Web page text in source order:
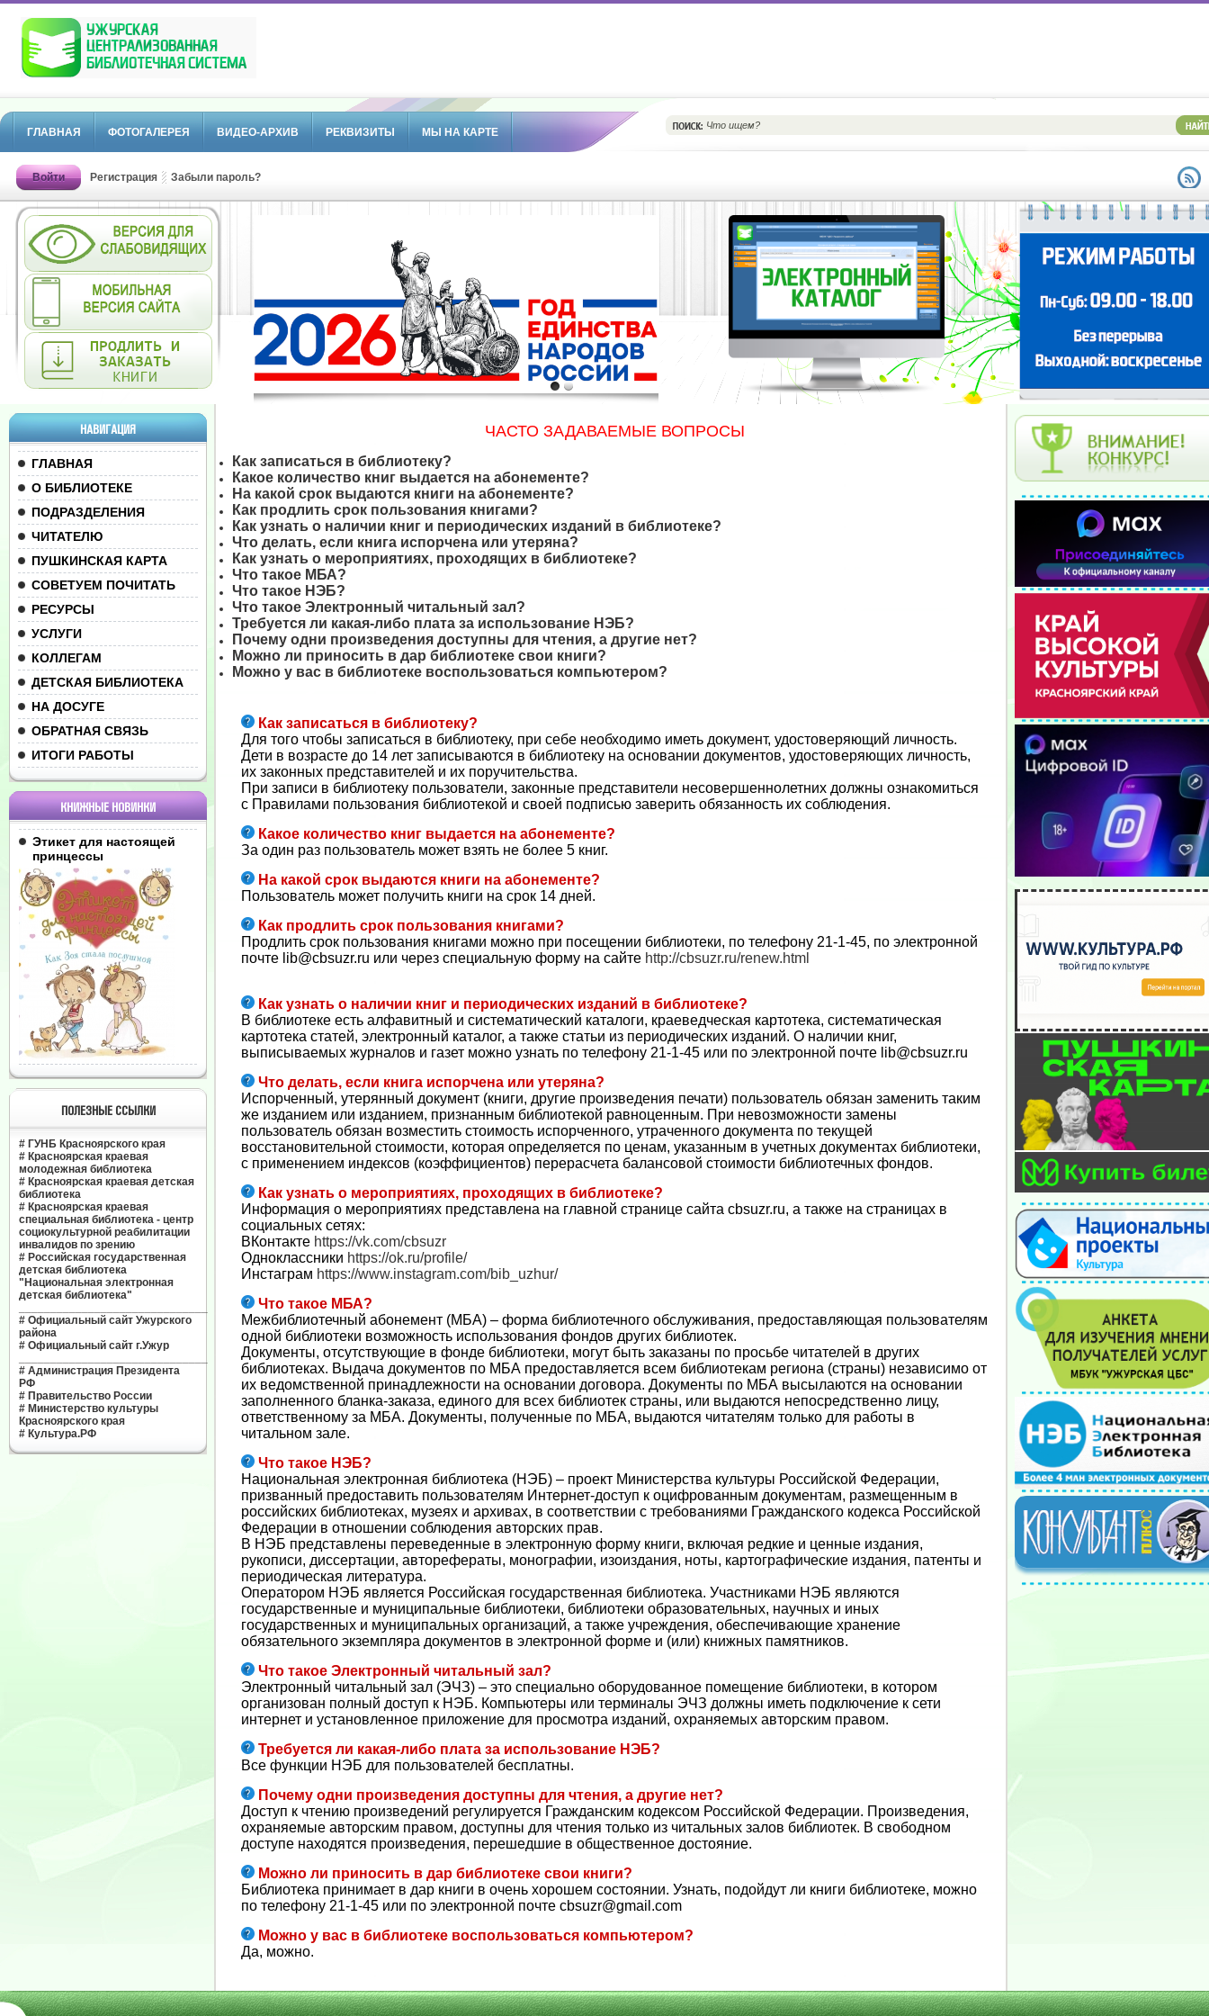
ГЛАВНАЯ ФОТОГАЛЕРЕЯ ВИДЕО-АРХИВ РЕКВИЗИТЫ МЫ НА КАРТЕ
Войти Регистрация Забыли пароль?
НАВИГАЦИЯ
ГЛАВНАЯ
О БИБЛИОТЕКЕ
ПОДРАЗДЕЛЕНИЯ
ЧИТАТЕЛЮ
ПУШКИНСКАЯ КАРТА
СОВЕТУЕМ ПОЧИТАТЬ
РЕСУРСЫ
УСЛУГИ
КОЛЛЕГАМ
ДЕТСКАЯ БИБЛИОТЕКА
НА ДОСУГЕ
ОБРАТНАЯ СВЯЗЬ
ИТОГИ РАБОТЫ
КНИЖНЫЕ НОВИНКИ
Этикет для настоящей
принцессы
ПОЛЕЗНЫЕ ССЫЛКИ
# ГУНБ Красноярского края
# Красноярская краевая
молодежная библиотека
# Красноярская краевая детская
библиотека
# Красноярская краевая
специальная библиотека - центр
социокультурной реабилитации
инвалидов по зрению
# Российская государственная
детская библиотека
"Национальная электронная
детская библиотека"
# Официальный сайт Ужурского
района
# Официальный сайт г.Ужур
# Администрация Президента
РФ
# Правительство России
# Министерство культуры
Красноярского края
# Культура.РФ
ЧАСТО ЗАДАВАЕМЫЕ ВОПРОСЫ
Как записаться в библиотеку?
Какое количество книг выдается на абонементе?
На какой срок выдаются книги на абонементе?
Как продлить срок пользования книгами?
Как узнать о наличии книг и периодических изданий в библиотеке?
Что делать, если книга испорчена или утеряна?
Как узнать о мероприятиях, проходящих в библиотеке?
Что такое МБА?
Что такое НЭБ?
Что такое Электронный читальный зал?
Требуется ли какая-либо плата за использование НЭБ?
Почему одни произведения доступны для чтения, а другие нет?
Можно ли приносить в дар библиотеке свои книги?
Можно у вас в библиотеке воспользоваться компьютером?
Как записаться в библиотеку?
Для того чтобы записаться в библиотеку, при себе необходимо иметь документ, удостоверяющий личность.
Дети в возрасте до 14 лет записываются в библиотеку на основании документов, удостоверяющих личность,
их законных представителей и их поручительства.
При записи в библиотеку пользователи, законные представители несовершеннолетних должны ознакомиться
с Правилами пользования библиотекой и своей подписью заверить обязанность их соблюдения.
Какое количество книг выдается на абонементе?
За один раз пользователь может взять не более 5 книг.
На какой срок выдаются книги на абонементе?
Пользователь может получить книги на срок 14 дней.
Как продлить срок пользования книгами?
Продлить срок пользования книгами можно при посещении библиотеки, по телефону 21-1-45, по электронной
почте lib@cbsuzr.ru или через специальную форму на сайте http://cbsuzr.ru/renew.html
Как узнать о наличии книг и периодических изданий в библиотеке?
В библиотеке есть алфавитный и систематический каталоги, краеведческая картотека, систематическая
картотека статей, электронный каталог, а также статьи из периодических изданий. О наличии книг,
выписываемых журналов и газет можно узнать по телефону 21-1-45 или по электронной почте lib@cbsuzr.ru
Что делать, если книга испорчена или утеряна?
Испорченный, утерянный документ (книги, другие произведения печати) пользователь обязан заменить таким
же изданием или изданием, признанным библиотекой равноценным. При невозможности замены
пользователь обязан возместить стоимость испорченного, утраченного документа по текущей
восстановительной стоимости, которая определяется по ценам, указанным в учетных документах библиотеки,
с применением индексов (коэффициентов) перерасчета балансовой стоимости библиотечных фондов.
Как узнать о мероприятиях, проходящих в библиотеке?
Информация о мероприятиях представлена на главной странице сайта cbsuzr.ru, а также на страницах в
социальных сетях:
ВКонтакте https://vk.com/cbsuzr
Одноклассники https://ok.ru/profile/
Инстаграм https://www.instagram.com/bib_uzhur/
Что такое МБА?
Межбиблиотечный абонемент (МБА) – форма библиотечного обслуживания, предоставляющая пользователям
одной библиотеки возможность использования фондов других библиотек.
Документы, отсутствующие в фонде библиотеки, могут быть заказаны по просьбе читателей в других
библиотеках. Выдача документов по МБА предоставляется всем библиотекам региона (страны) независимо от
их ведомственной принадлежности на основании договора. Документы по МБА высылаются на основании
заполненного бланка-заказа, единого для всех библиотек страны, или выдаются непосредственно лицу,
ответственному за МБА. Документы, полученные по МБА, выдаются читателям только для работы в
читальном зале.
Что такое НЭБ?
Национальная электронная библиотека (НЭБ) – проект Министерства культуры Российской Федерации,
призванный предоставить пользователям Интернет-доступ к оцифрованным документам, размещенным в
российских библиотеках, музеях и архивах, в соответствии с требованиями Гражданского кодекса Российской
Федерации в отношении соблюдения авторских прав.
В НЭБ представлены переведенные в электронную форму книги, включая редкие и ценные издания,
рукописи, диссертации, авторефераты, монографии, изоиздания, ноты, картографические издания, патенты и
периодическая литература.
Оператором НЭБ является Российская государственная библиотека. Участниками НЭБ являются
государственные и муниципальные библиотеки, библиотеки образовательных, научных и иных
государственных и муниципальных организаций, а также учреждения, обеспечивающие хранение
обязательного экземпляра документов в электронной форме и (или) книжных памятников.
Что такое Электронный читальный зал?
Электронный читальный зал (ЭЧЗ) – это специально оборудованное помещение библиотеки, в котором
организован полный доступ к НЭБ. Компьютеры или терминалы ЭЧЗ должны иметь подключение к сети
интернет и установленное приложение для просмотра изданий, охраняемых авторским правом.
Требуется ли какая-либо плата за использование НЭБ?
Все функции НЭБ для пользователей бесплатны.
Почему одни произведения доступны для чтения, а другие нет?
Доступ к чтению произведений регулируется Гражданским кодексом Российской Федерации. Произведения,
охраняемые авторским правом, доступны для чтения только из читальных залов библиотек. В свободном
доступе находятся произведения, перешедшие в общественное достояние.
Можно ли приносить в дар библиотеке свои книги?
Библиотека принимает в дар книги в очень хорошем состоянии. Узнать, подойдут ли книги библиотеке, можно
по телефону 21-1-45 или по электронной почте cbsuzr@gmail.com
Можно у вас в библиотеке воспользоваться компьютером?
Да, можно.